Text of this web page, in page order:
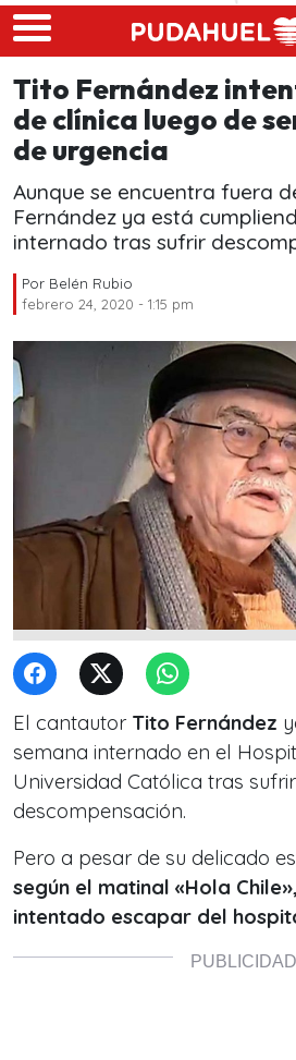
Skip to main content
Tito Fernández
de clínica luego de
de urgencia
Aunque se encuentra fuera
Fernández ya está
internado tras sufrir
Por Belén Rubio
febrero 24, 2020 - 1:15 pm
El cantautor Tito Fernández
semana internado en el
Universidad Católica tras
descompensación.
Pero a pesar de su delicado
según el matinal «Hola
intentado escapar del